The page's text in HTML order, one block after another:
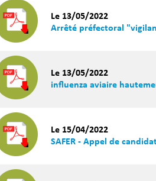
Le 13/05/2022
Arrêté préfectoral
Le 13/05/2022
influenza aviaire
Le 15/04/2022
SAFER - Appel de